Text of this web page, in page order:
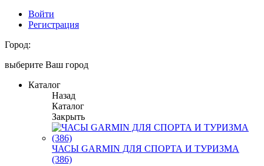
Войти
Регистрация
Город:
выберите Ваш город
Каталог
Назад
Каталог
Закрыть
ЧАСЫ GARMIN ДЛЯ СПОРТА И ТУРИЗМА
(386)